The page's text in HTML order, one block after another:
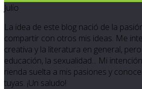
Julio
La idea de este blog nació de la
compartir con otros mis ideas. Me
creativa y la literatura en general,
educación, la sexualidad... Mi
rienda suelta a mis pasiones y
tuyas. ¡Un saludo!